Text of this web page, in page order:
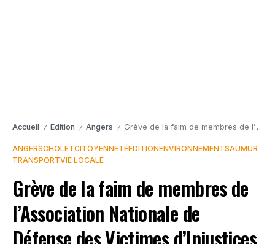
Accueil / Edition / Angers / Grève de la faim de membres de l’Association Nationale de Défense des Victimes d’Injustices (ANDEVI)
ANGERSCHOLETCITOYENNETÉEDITIONENVIRONNEMENTSAUMUR
TRANSPORTVIE LOCALE
Grève de la faim de membres de
l’Association Nationale de
Défense des Victimes d’Injustices